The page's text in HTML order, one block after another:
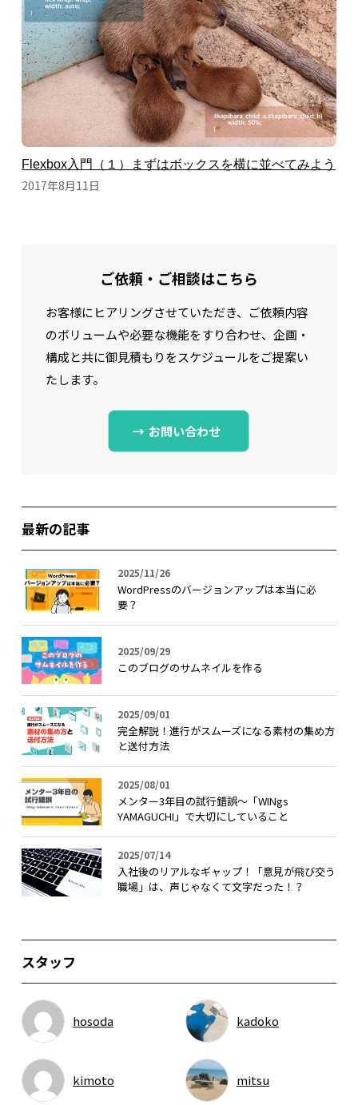
Flexbox入門（１）まずはボックスを横に並べてみよう
2017年8月11日
ご依頼・ご相談はこちら
お客様にヒアリングさせていただき、ご依頼内容
のボリュームや必要な機能をすり合わせ、 企画・
構成と共に御見積もりをスケジュールをご提案い
たします。
お問い合わせ
最新の記事
WordPressのバージョンアップは本当に必
要？
2025/11/26
このブログのサムネイルを作る
2025/09/29
完全解説！進行がスムーズになる素材の集め方
と送付方法
2025/09/01
メンター3年目の試行錯誤〜「WINgs
YAMAGUCHI」で大切にしていること
2025/08/01
入社後のリアルなギャップ！「意見が飛び交う
職場」は、声じゃなくて文字だった！？
2025/07/14
スタッフ
hosoda kadoko
kimoto mitsu